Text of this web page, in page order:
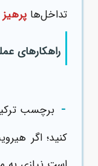
تداخل‌ها
راهکارهای
- برچسب
کنید؛ اگر